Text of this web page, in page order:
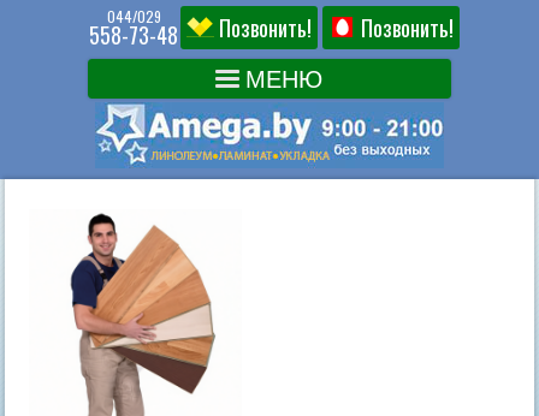
044/029
558-73-48 Позвонить! Позвонить!